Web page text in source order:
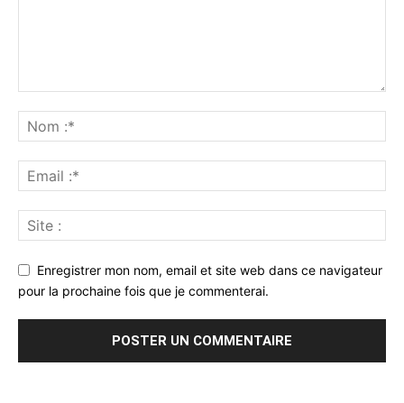
Enregistrer mon nom, email et site web dans ce navigateur
pour la prochaine fois que je commenterai.